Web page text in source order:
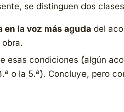
se distinguen dos
en la voz más aguda del
esas condiciones (algún
o la 5.ª). Concluye, pero